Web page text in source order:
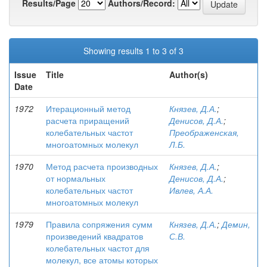
Results/Page
Authors/Record:
Showing results 1 to 3 of 3
Issue
Date
Title Author(s)
1972
Итерационный метод
расчета приращений
колебательных частот
многоатомных молекул
Князев, Д.А.;
Денисов, Д.А.;
Преображенская,
Л.Б.
1970
Метод расчета производных
от нормальных
колебательных частот
многоатомных молекул
Князев, Д.А.;
Денисов, Д.А.;
Ивлев, А.А.
1979
Правила сопряжения сумм
произведений квадратов
колебательных частот для
молекул, все атомы которых
Князев, Д.А.;Демин,
С.В.